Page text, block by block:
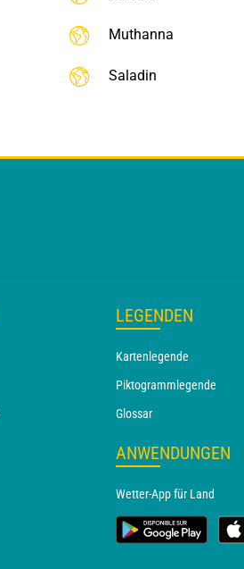
Muthanna
Saladin
LEGENDEN
Kartenlegende
Piktogrammlegende
Glossar
ANWENDUNGEN
Wetter-App für Land